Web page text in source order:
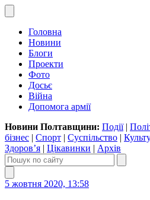
Головна
Новини
Блоги
Проекти
Фото
Досьє
Війна
Допомога армії
Новини Полтавщини: Події|
бізнес | Спорт | Суспільство |
Здоров’я | Цікавинки | Архів
5 жовтня 2020, 13:58